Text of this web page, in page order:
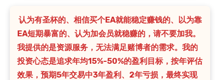
认为有圣杯的、相信买个EA就能稳定赚钱的、以为靠
EA短期暴富的、认为加会员就稳赚的，请不要加我。
我提供的是资源服务，无法满足赌博者的需求。我的
投资心态是追求年均15%-50%的盈利目标，按年评估
效果，预期5年交易中3年盈利、2年亏损，最终实现